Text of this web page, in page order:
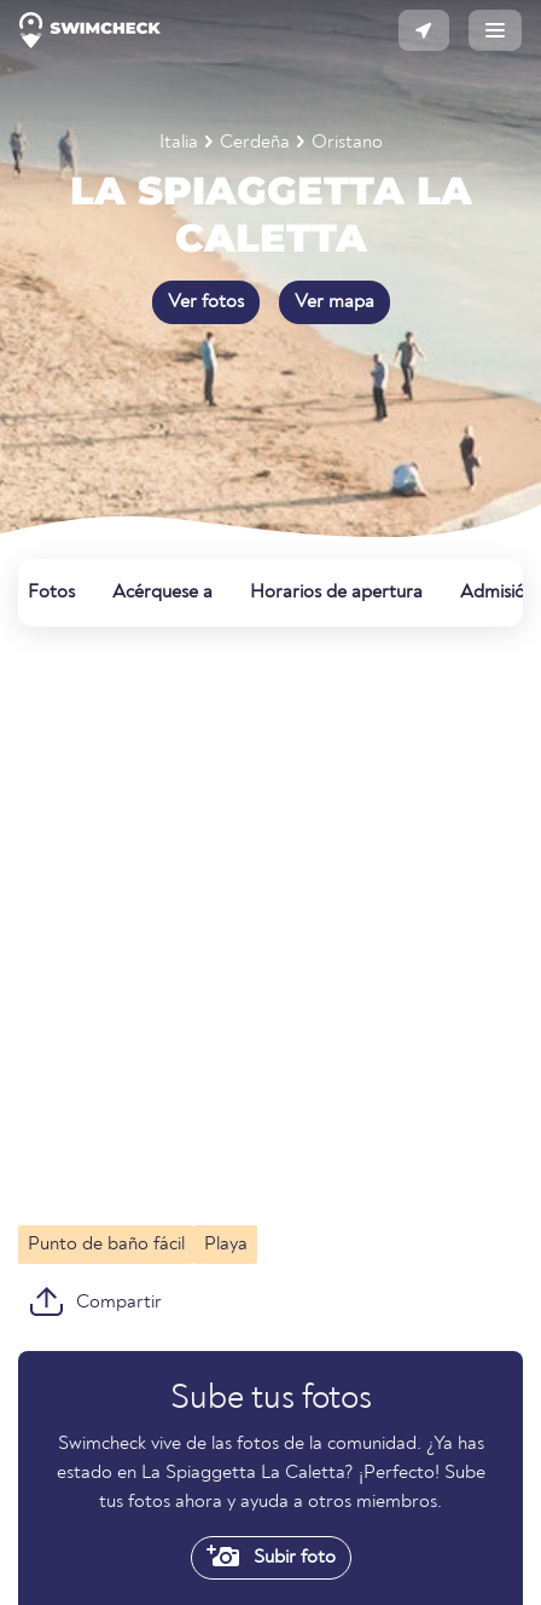
Italia Cerdeña Oristano
LA SPIAGGETTA LA
CALETTA
Ver fotos Ver mapa
Fotos Acérquese a Horarios de apertura Admisión
Punto de baño fácil Playa
Compartir
Sube tus fotos
Swimcheck vive de las fotos de la comunidad. ¿Ya has
estado en La Spiaggetta La Caletta? ¡Perfecto! Sube
tus fotos ahora y ayuda a otros miembros.
Subir foto